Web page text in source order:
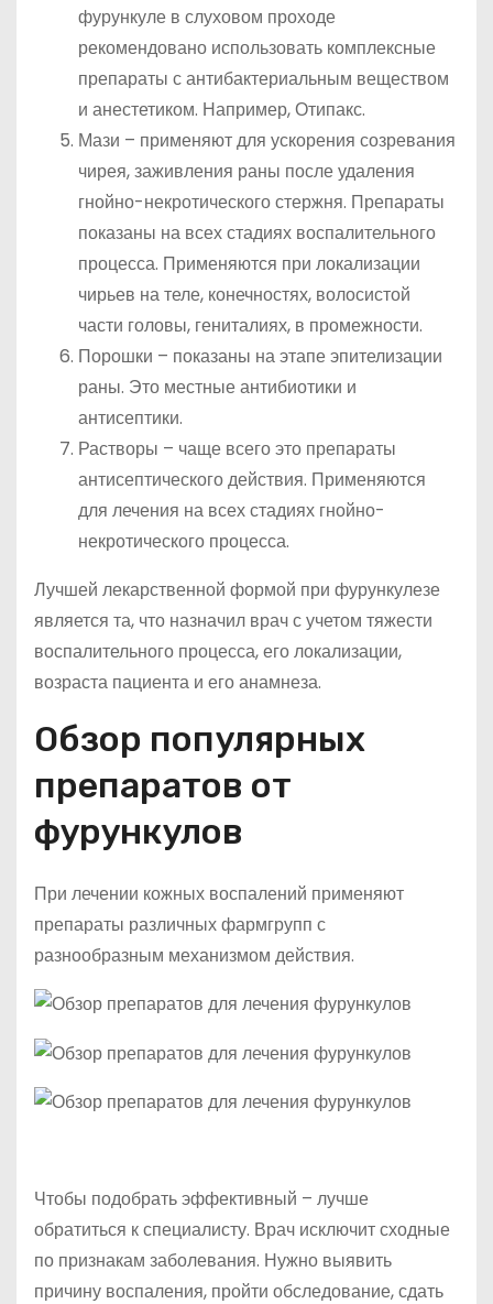
фурункуле в слуховом проходе
рекомендовано использовать комплексные
препараты с антибактериальным веществом
и анестетиком. Например, Отипакс.
Мази – применяют для ускорения созревания
чирея, заживления раны после удаления
гнойно-некротического стержня. Препараты
показаны на всех стадиях воспалительного
процесса. Применяются при локализации
чирьев на теле, конечностях, волосистой
части головы, гениталиях, в промежности.
Порошки – показаны на этапе эпителизации
раны. Это местные антибиотики и
антисептики.
Растворы – чаще всего это препараты
антисептического действия. Применяются
для лечения на всех стадиях гнойно-
некротического процесса.
Лучшей лекарственной формой при фурункулезе
является та, что назначил врач с учетом тяжести
воспалительного процесса, его локализации,
возраста пациента и его анамнеза.
Обзор популярных
препаратов от
фурункулов
При лечении кожных воспалений применяют
препараты различных фармгрупп с
разнообразным механизмом действия.
Чтобы подобрать эффективный – лучше
обратиться к специалисту. Врач исключит сходные
по признакам заболевания. Нужно выявить
причину воспаления, пройти обследование, сдать